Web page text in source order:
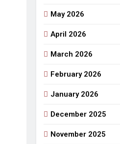
3 Years Ago
महोत्सव का भव्य आयोजन
राजनीतिक सफरनामा :
में लहराने वाला डंडा
May 2026
April 2026
March 2026
February 2026
January 2026
December 2025
November 2025